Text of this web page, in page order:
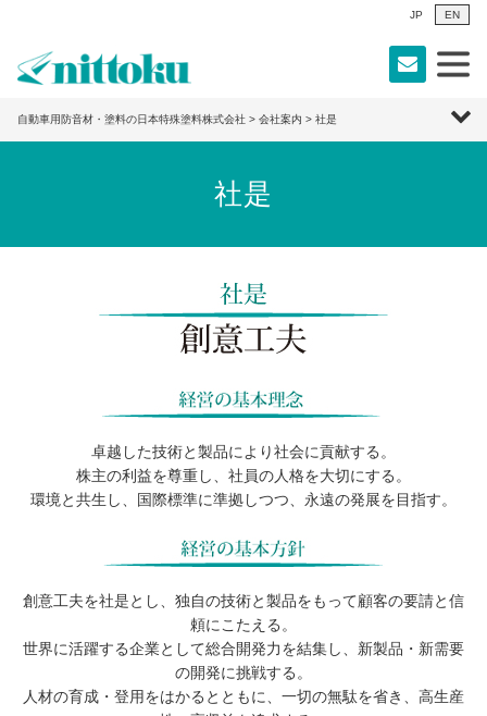
JP EN
自動車用防音材・塗料の日本特殊塗料株式会社 > 会社案内 > 社是
社是
卓越した技術と製品により社会に貢献する。
株主の利益を尊重し、社員の人格を大切にする。
環境と共生し、国際標準に準拠しつつ、永遠の発展を目指す。
創意工夫を社是とし、独自の技術と製品をもって顧客の要請と信
頼にこたえる。
世界に活躍する企業として総合開発力を結集し、新製品・新需要
の開発に挑戦する。
人材の育成・登用をはかるとともに、一切の無駄を省き、高生産